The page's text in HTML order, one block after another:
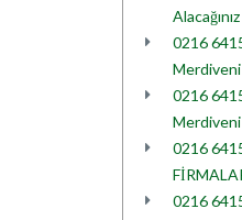
0216
0216
Merdiveni
0216
0216